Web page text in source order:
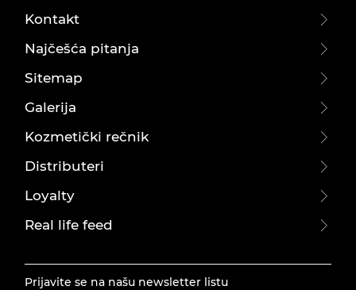
Kontakt
Najčešća pitanja
Sitemap
Galerija
Kozmetički rečnik
Distributeri
Loyalty
Real life feed
Prijavite se na našu newsletter listu